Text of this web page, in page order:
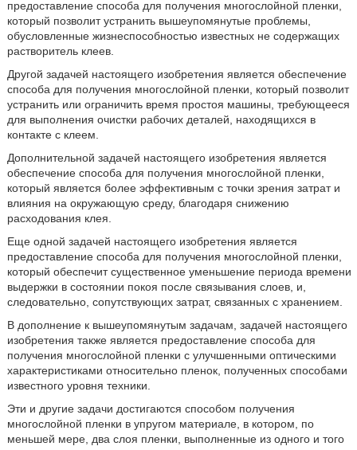
предоставление способа для получения многослойной пленки,
который позволит устранить вышеупомянутые проблемы,
обусловленные жизнеспособностью известных не содержащих
растворитель клеев.
Другой задачей настоящего изобретения является обеспечение
способа для получения многослойной пленки, который позволит
устранить или ограничить время простоя машины, требующееся
для выполнения очистки рабочих деталей, находящихся в
контакте с клеем.
Дополнительной задачей настоящего изобретения является
обеспечение способа для получения многослойной пленки,
который является более эффективным с точки зрения затрат и
влияния на окружающую среду, благодаря снижению
расходования клея.
Еще одной задачей настоящего изобретения является
предоставление способа для получения многослойной пленки,
который обеспечит существенное уменьшение периода времени
выдержки в состоянии покоя после связывания слоев, и,
следовательно, сопутствующих затрат, связанных с хранением.
В дополнение к вышеупомянутым задачам, задачей настоящего
изобретения также является предоставление способа для
получения многослойной пленки с улучшенными оптическими
характеристиками относительно пленок, полученных способами
известного уровня техники.
Эти и другие задачи достигаются способом получения
многослойной пленки в упругом материале, в котором, по
меньшей мере, два слоя пленки, выполненные из одного и того